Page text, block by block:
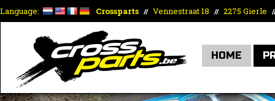
Language: Crossparts // Vennestraat 18 // 2275 Gierle
HOME